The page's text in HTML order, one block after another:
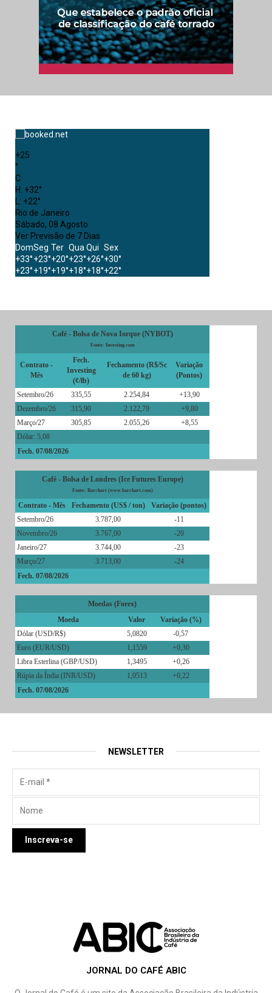
+25
°
C
H: +32°
L: +22°
Rio de Janeiro
Sábado, 08 Agosto
Ver Previsão de 7 Dias
DomSeg Ter Qua Qui Sex
+33°+23°+20°+23°+26°+30°
+23°+19°+19°+18°+18°+22°
Café - Bolsa de Nova Iorque (NYBOT)
Fonte: Investing.com
Contrato -
Mês
Fech.
Investing
(¢/lb)
Fechamento (R$/Sc
de 60 kg)
Variação
(Pontos)
Setembro/26 335,55 2.254,84
+13,90
Dezembro/26
315,90 2.122,79
+9,80
Março/27
305,85 2.055,26
+8,55
Dólar: 5,08
Fech. 07/08/2026
Café - Bolsa de Londres (Ice Futures Europe)
Fonte: Barchart (www.barchart.com)
Contrato - Mês Fechamento (US$ / ton)
Variação (pontos)
Setembro/26
3.787,00
-11
Novembro/26
3.767,00
-20
Janeiro/27
3.744,00
-23
Março/27
3.713,00
-24
Fech. 07/08/2026
Moedas (Forex)
Moeda
Valor
Variação (%)
Dólar (USD/R$)
5,0820
-0,57
Euro (EUR/USD)
1,1559
+0,30
Libra Esterlina (GBP/USD)
1,3495
+0,26
Rúpia da Índia (INR/USD)
1,0513
+0,22
Fech. 07/08/2026
NEWSLETTER
JORNAL DO CAFÉ ABIC